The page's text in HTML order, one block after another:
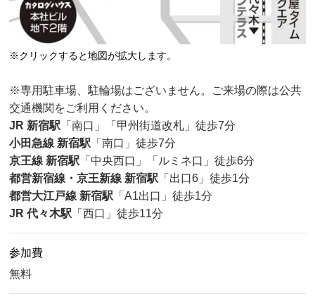
※クリックすると地図が拡大します。
※専用駐車場、駐輪場はございません。ご来場の際は公共
交通機関をご利用ください。
JR 新宿駅 「南口」「甲州街道改札」徒歩7分
小田急線 新宿駅 「南口」徒歩7分
京王線 新宿駅 「中央西口」「ルミネ口」徒歩6分
都営新宿線・京王新線 新宿駅 「出口6」徒歩1分
都営大江戸線 新宿駅 「A1出口」徒歩1分
JR 代々木駅 「西口」徒歩11分
参加費
無料